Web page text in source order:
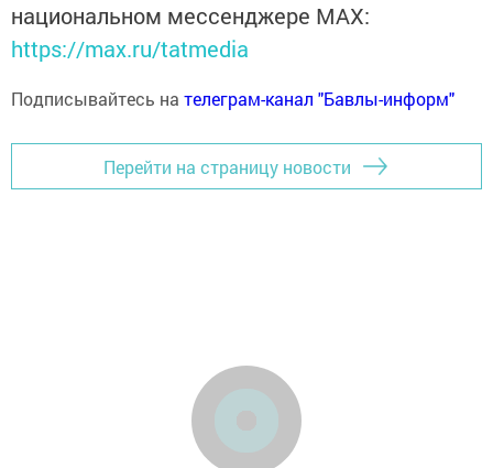
национальном мессенджере MАХ:
https://max.ru/tatmedia
Подписывайтесь на телеграм-канал "Бавлы-информ"
Перейти на страницу новости